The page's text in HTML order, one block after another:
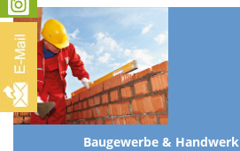
Baugewerbe & Handwerk